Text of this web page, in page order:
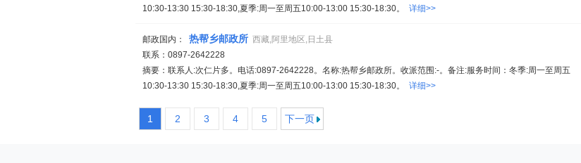
10:30-13:30 15:30-18:30,夏季:周一至周五10:00-13:00 15:30-18:30。 详细>>
邮政国内： 热帮乡邮政所 西藏,阿里地区,日土县
联系：0897-2642228
摘要：联系人:次仁片多。电话:0897-2642228。名称:热帮乡邮政所。收派范围:-。备注:服务时间：冬季:周一至周五
10:30-13:30 15:30-18:30,夏季:周一至周五10:00-13:00 15:30-18:30。 详细>>
1 2 3 4 5 下一页